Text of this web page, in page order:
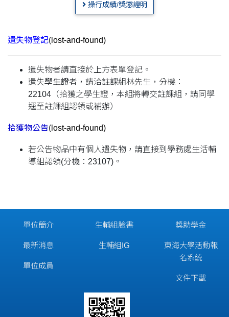
操行成績/獎懲證明
遺失物登記( lost-and-found)
遺失物者請直接於上方表單登記。
遺失學生證者，請洽註課組林先生，分機：
22104（拾獲之學生證，本組將轉交註課組，請同學
逕至註課組認領或補辦）
拾獲物公告( lost-and-found)
若公告物品中有個人遺失物，請直接到學務處生活輔
導組認領(分機：23107)。
單位簡介
最新消息
單位成員
生輔組臉書
生輔組IG
獎助學金
東海大學活動報
名系統
文件下載